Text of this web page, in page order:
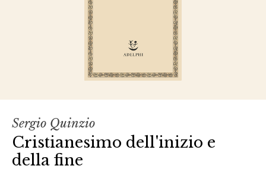
Sergio Quinzio
Cristianesimo dell'inizio e
della fine